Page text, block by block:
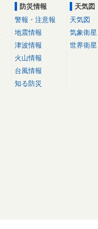
防災情報
警報・注意報
地震情報
津波情報
火山情報
台風情報
知る防災
天気図
天気図
気象衛星
世界衛星